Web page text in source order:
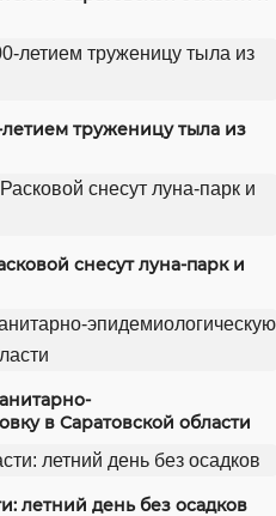
труженицу тыла из
снесут луна-парк и
в Саратовской области
летний день без осадков